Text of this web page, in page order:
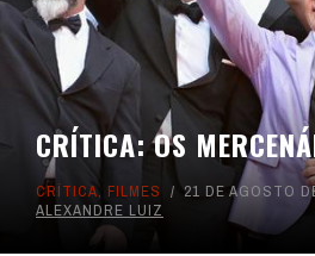
CRÍTICA: OS
CRÍTICA, FILMES 21 DE AGOSTO
ALEXANDRE LUIZ